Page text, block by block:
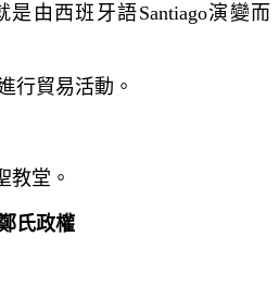
是由西班牙語Santiago演變而
行貿易活動。
教堂。
氏政權